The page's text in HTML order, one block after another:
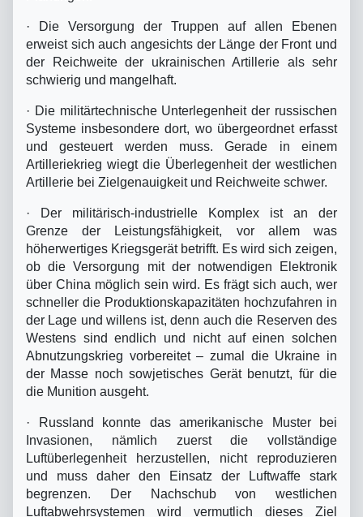
·
Die Versorgung der Truppen auf allen Ebenen
erweist sich auch angesichts der Länge der Front und
der Reichweite der ukrainischen Artillerie als sehr
schwierig und mangelhaft.
· Die militärtechnische Unterlegenheit der russischen
Systeme insbesondere dort, wo übergeordnet erfasst
und gesteuert werden muss. Gerade in einem
Artilleriekrieg wiegt die Überlegenheit der westlichen
Artillerie bei Zielgenauigkeit und Reichweite schwer.
·
Der militärisch-industrielle Komplex ist an der
Grenze der Leistungsfähigkeit, vor allem was
höherwertiges Kriegsgerät betrifft. Es wird sich zeigen,
ob die Versorgung mit der notwendigen Elektronik
über China möglich sein wird. Es frägt sich auch, wer
schneller die Produktionskapazitäten hochzufahren in
der Lage und willens ist, denn auch die Reserven des
Westens sind endlich und nicht auf einen solchen
Abnutzungskrieg vorbereitet – zumal die Ukraine in
der Masse noch sowjetisches Gerät benutzt, für die
die Munition ausgeht.
·
Russland konnte das amerikanische Muster bei
Invasionen, nämlich zuerst die vollständige
Luftüberlegenheit herzustellen, nicht reproduzieren
und muss daher den Einsatz der Luftwaffe stark
begrenzen. Der Nachschub von westlichen
Luftabwehrsystemen wird vermutlich dieses Ziel